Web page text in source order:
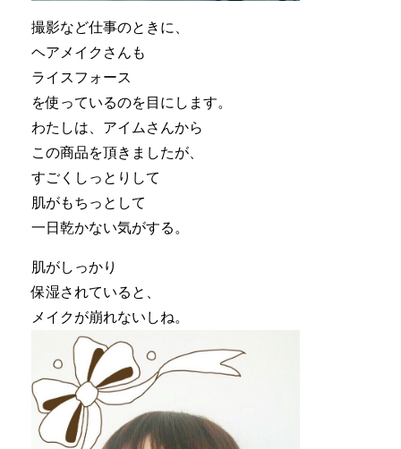
撮影など仕事のときに、
ヘアメイクさんも
ライスフォース
を使っているのを目にします。
わたしは、アイムさんから
この商品を頂きましたが、
すごくしっとりして
肌がもちっとして
一日乾かない気がする。
肌がしっかり
保湿されていると、
メイクが崩れないしね。